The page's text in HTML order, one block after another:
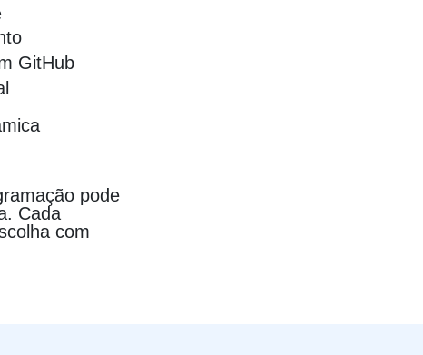
GitHub
pode
Cada
com